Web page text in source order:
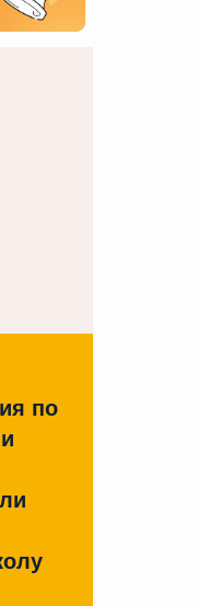
по